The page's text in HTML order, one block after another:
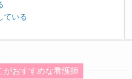
ている
がおすすめな看護師